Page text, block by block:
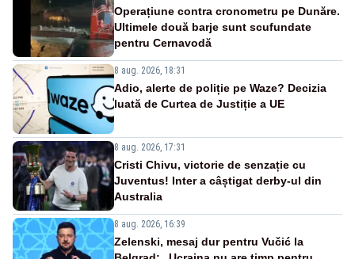
Operațiune contra cronometru pe Dunăre.
Ultimele două barje sunt scufundate
pentru Cernavodă
8 aug. 2026, 18:31
Adio, alerte de poliție pe Waze? Decizia
luată de Curtea de Justiție a UE
8 aug. 2026, 17:31
Cristi Chivu, victorie de senzație cu
Juventus! Inter a câștigat derby-ul din
Australia
8 aug. 2026, 16:39
Zelenski, mesaj dur pentru Vučić la